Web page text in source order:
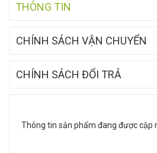
THÔNG TIN
CHÍNH SÁCH VẬN CHUYỂN
CHÍNH SÁCH ĐỔI TRẢ
Thông tin sản phẩm đang được cập